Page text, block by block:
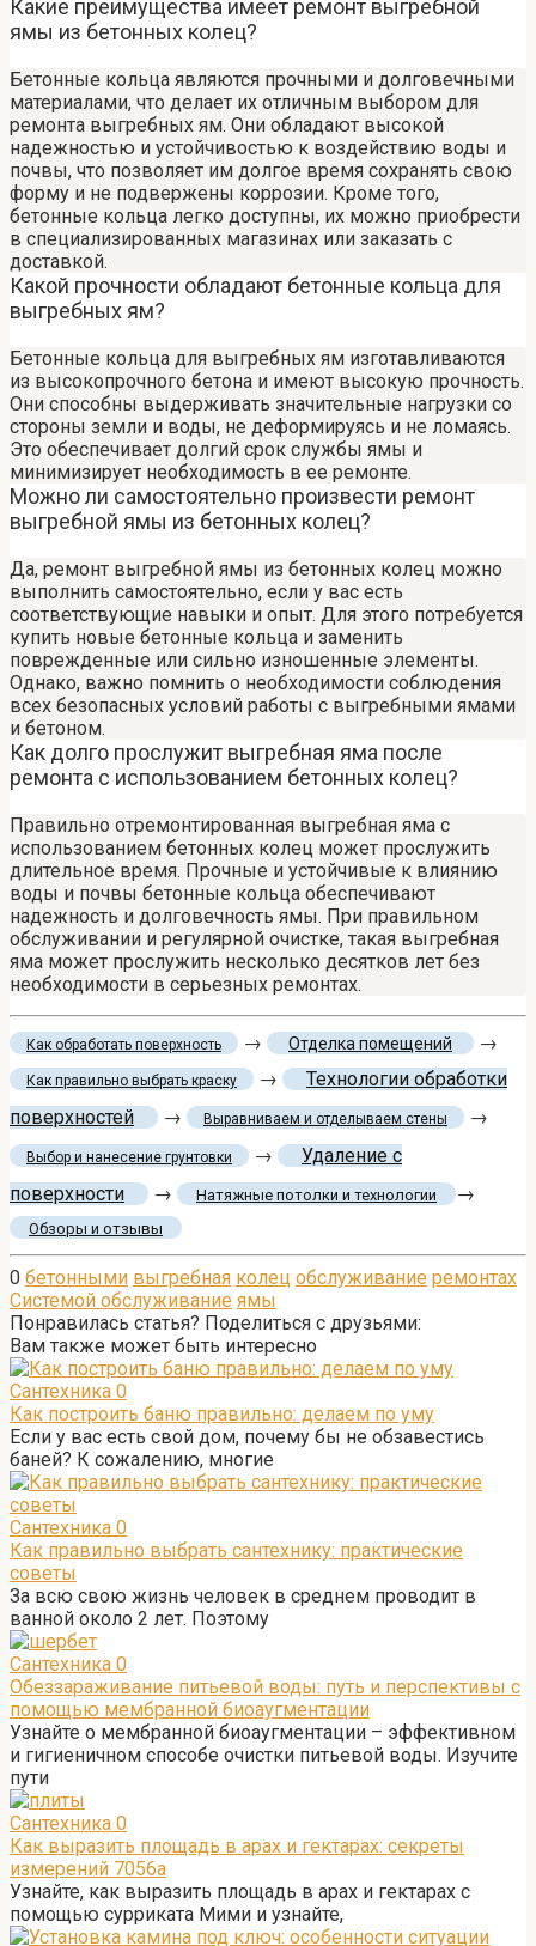
Какие преимущества имеет ремонт выгребной
ямы из бетонных колец?
Бетонные кольца являются прочными и долговечными
материалами, что делает их отличным выбором для
ремонта выгребных ям. Они обладают высокой
надежностью и устойчивостью к воздействию воды и
почвы, что позволяет им долгое время сохранять свою
форму и не подвержены коррозии. Кроме того,
бетонные кольца легко доступны, их можно приобрести
в специализированных магазинах или заказать с
доставкой.
Какой прочности обладают бетонные кольца для
выгребных ям?
Бетонные кольца для выгребных ям изготавливаются
из высокопрочного бетона и имеют высокую прочность.
Они способны выдерживать значительные нагрузки со
стороны земли и воды, не деформируясь и не ломаясь.
Это обеспечивает долгий срок службы ямы и
минимизирует необходимость в ее ремонте.
Можно ли самостоятельно произвести ремонт
выгребной ямы из бетонных колец?
Да, ремонт выгребной ямы из бетонных колец можно
выполнить самостоятельно, если у вас есть
соответствующие навыки и опыт. Для этого потребуется
купить новые бетонные кольца и заменить
поврежденные или сильно изношенные элементы.
Однако, важно помнить о необходимости соблюдения
всех безопасных условий работы с выгребными ямами
и бетоном.
Как долго прослужит выгребная яма после
ремонта с использованием бетонных колец?
Правильно отремонтированная выгребная яма с
использованием бетонных колец может прослужить
длительное время. Прочные и устойчивые к влиянию
воды и почвы бетонные кольца обеспечивают
надежность и долговечность ямы. При правильном
обслуживании и регулярной очистке, такая выгребная
яма может прослужить несколько десятков лет без
необходимости в серьезных ремонтах.
Как обработать поверхность → Отделка помещений →
Как правильно выбрать краску →
Технологии обработки
поверхностей
→ Выравниваем и отделываем стены →
Выбор и нанесение грунтовки →
Удаление с
поверхности
→ Натяжные потолки и технологии →
Обзоры и отзывы
0 бетонными выгребная колец обслуживание ремонтах
Системой обслуживание ямы
Понравилась статья? Поделиться с друзьями:
Вам также может быть интересно
Сантехника 0
Как построить баню правильно: делаем по уму
Если у вас есть свой дом, почему бы не обзавестись
баней? К сожалению, многие
Сантехника 0
Как правильно выбрать сантехнику: практические
советы
За всю свою жизнь человек в среднем проводит в
ванной около 2 лет. Поэтому
Сантехника 0
Обеззараживание питьевой воды: путь и перспективы с
помощью мембранной биоаугментации
Узнайте о мембранной биоаугментации – эффективном
и гигиеничном способе очистки питьевой воды. Изучите
пути
Сантехника 0
Как выразить площадь в арах и гектарах: секреты
измерений 7056а
Узнайте, как выразить площадь в арах и гектарах с
помощью сурриката Мими и узнайте,